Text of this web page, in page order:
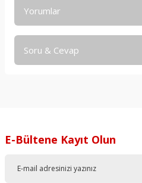
Yorumlar
Soru & Cevap
E-Bültene Kayıt Olun